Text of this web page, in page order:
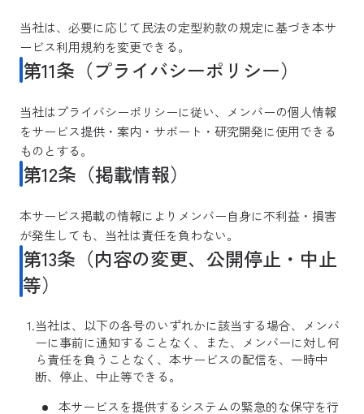
当社は、必要に応じて民法の定型約款の規定に基づき本サ
ービス利用規約を変更できる。
第11条（プライバシーポリシー）
当社はプライバシーポリシーに従い、メンバーの個人情報
をサービス提供・案内・サポート・研究開発に使用できる
ものとする。
第12条（掲載情報）
本サービス掲載の情報によりメンバー自身に不利益・損害
が発生しても、当社は責任を負わない。
第13条（内容の変更、公開停止・中止
等）
当社は、以下の各号のいずれかに該当する場合、メンバ
ーに事前に通知することなく、また、メンバーに対し何
ら責任を負うことなく、本サービスの配信を、一時中
断、停止、中止等できる。
本サービスを提供するシステムの緊急的な保守を行